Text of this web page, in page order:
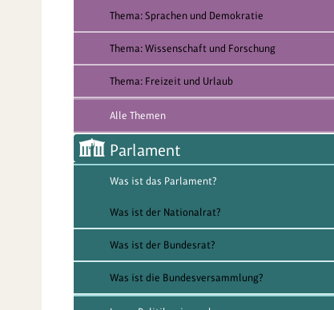
Thema: Sprachen und Demokratie
Thema: Wissenschaft und Forschung
Thema: Freizeit und Urlaub
Alle Themen
Parlament
Was ist das Parlament?
Was ist der Nationalrat?
Was ist der Bundesrat?
Was ist die Bundesversammlung?